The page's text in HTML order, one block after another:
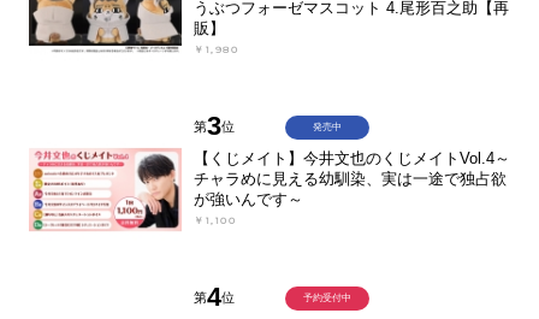
うぶつフォーゼマスコット 4.尾形百之助【再
販】
￥1,980
第3位
【くじメイト】今井文也のくじメイトVol.4～
チャラめに見える幼馴染、実は一途で独占欲
が強いんです～
￥1,100
発売中
第4位 予約受付中